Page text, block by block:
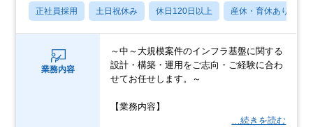
正社員採用 土日祝休み 休日120日以上 産休・育休あり
業務内容
～中～大規模案件のインフラ基盤に関する
設計・構築・運用をご志向・ご経験に合わ
せてお任せします。～
【業務内容】
…続きを読む